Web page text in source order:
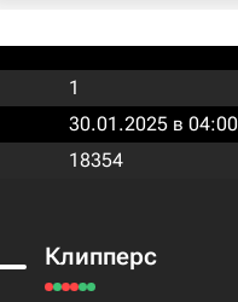
1
30.01.2025 в 04:00
18354
Клипперс